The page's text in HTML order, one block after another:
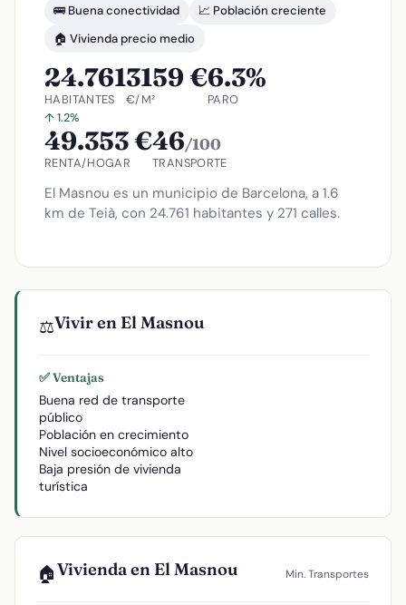
🚌 Buena conectividad
📈 Población creciente
🏠 Vivienda precio medio
24.761
HABITANTES
↑ 1.2%
3159 €
€/M²
6.3%
PARO
49.353 €
RENTA/HOGAR
46/100
TRANSPORTE
El Masnou es un municipio de Barcelona, a 1.6
km de Teià, con 24.761 habitantes y 271 calles.
⚖️Vivir en El Masnou
✅ Ventajas
Buena red de transporte
público
Población en crecimiento
Nivel socioeconómico alto
Baja presión de vivienda
turística
🏠Vivienda en El Masnou Min. Transportes